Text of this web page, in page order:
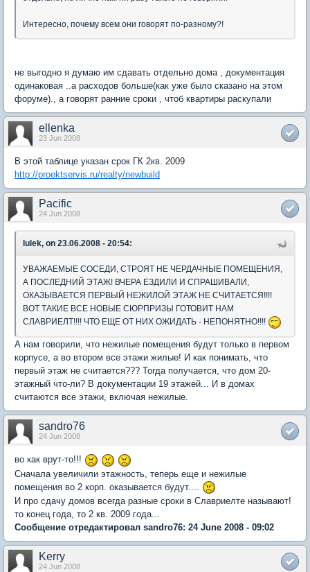
Интересно, почему всем они говорят по-разному?!
не выгодно я думаю им сдавать отдельно дома , документация
одинаковая ..а расходов больше(как уже было сказано на этом
форуме)., а говорят ранние сроки , чтоб квартиры раскупали
ellenka
23 Jun 2008
В этой таблице указан срок ГК 2кв. 2009
http://proektservis.ru/realty/newbuild
Pacific
24 Jun 2008
lulek, on 23.06.2008 - 20:54:
УВАЖАЕМЫЕ СОСЕДИ, СТРОЯТ НЕ ЧЕРДАЧНЫЕ ПОМЕЩЕНИЯ,
А ПОСЛЕДНИЙ ЭТАЖ! ВЧЕРА ЕЗДИЛИ И СПРАШИВАЛИ,
ОКАЗЫВАЕТСЯ ПЕРВЫЙ НЕЖИЛОЙ ЭТАЖ НЕ СЧИТАЕТСЯ!!!!
ВОТ ТАКИЕ ВСЕ НОВЫЕ СЮРПРИЗЫ ГОТОВИТ НАМ
СЛАВРИЕЛТ!!!! ЧТО ЕЩЕ ОТ НИХ ОЖИДАТЬ - НЕПОНЯТНО!!!!
А нам говорили, что нежилые помещения будут только в первом
корпусе, а во втором все этажи жилые! И как понимать, что
первый этаж не считается??? Тогда получается, что дом 20-
этажный что-ли? В документации 19 этажей... И в домах
считаются все этажи, включая нежилые.
sandro76
24 Jun 2008
во как врут-то!!!
Сначала увеличили этажность, теперь еще и нежилые
помещения во 2 корп. оказывается будут....
И про сдачу домов всегда разные сроки в Славриелте называют!
то конец года, то 2 кв. 2009 года...
Сообщение отредактировал sandro76: 24 June 2008 - 09:02
Kerry
24 Jun 2008